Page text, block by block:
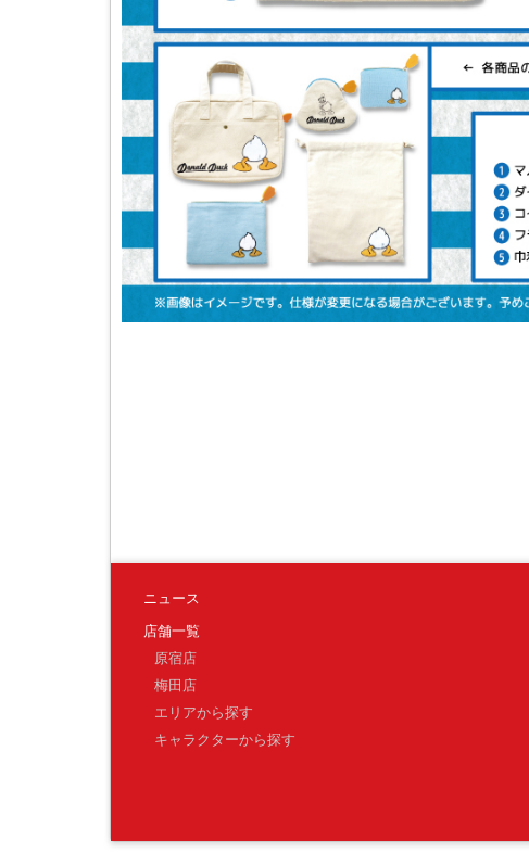
ニュース
店舗一覧
原宿店
梅田店
エリアから探す
キャラクターから探す